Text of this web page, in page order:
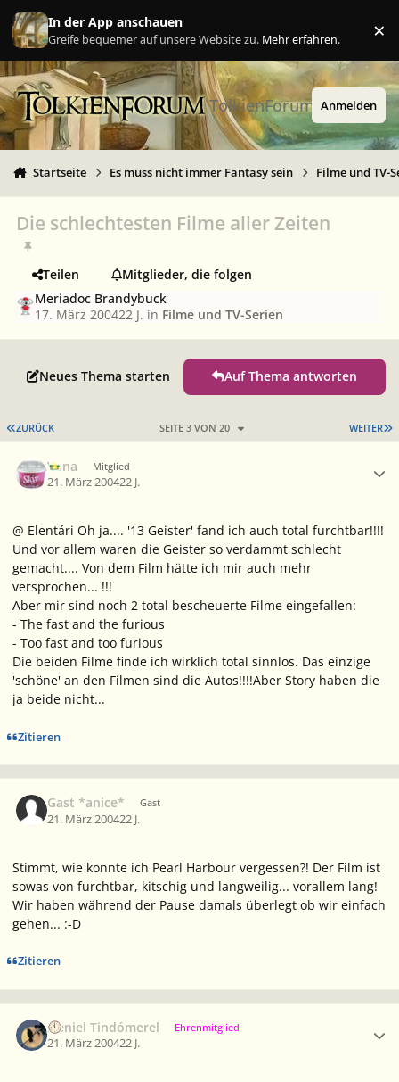
Zu Inhalt springen
In der App anschauen
Greife bequemer auf unsere Website zu. Mehr erfahren. ×
TolkienForum Anmelden
Startseite Es muss nicht immer Fantasy sein Filme und TV-
Die schlechtesten Filme aller Zeiten
Teilen
Mitglieder, die folgen
Meriadoc Brandybuck
17. März 200422 J. in Filme und TV-Serien
Neues Thema starten Auf Thema antworten
ERSTE SEITE
ZURÜCK WEITER
SEITE 3 VON 20
Vana Mitglied
21. März 200422 J.
@ Elentári Oh ja.... '13 Geister' fand ich auch total furchtbar!!!!
Und vor allem waren die Geister so verdammt schlecht
gemacht.... Von dem Film hätte ich mir auch mehr
versprochen... !!!
Aber mir sind noch 2 total bescheuerte Filme eingefallen:
- The fast and the furious
- Too fast and too furious
Die beiden Filme finde ich wirklich total sinnlos. Das einzige
'schöne' an den Filmen sind die Autos!!!!Aber Story haben die
ja beide nicht...
Zitieren
Gast *anice* Gast
21. März 200422 J.
Stimmt, wie konnte ich Pearl Harbour vergessen?! Der Film ist
sowas von furchtbar, kitschig und langweilig... vorallem lang!
Wir haben während der Pause damals überlegt ob wir einfach
gehen... :-D
Zitieren
Neniel Tindómerel Ehrenmitglied
21. März 200422 J.